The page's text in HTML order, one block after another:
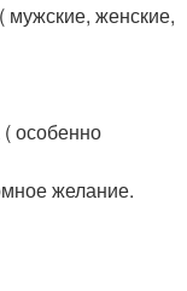
женские,
особенно
желание.